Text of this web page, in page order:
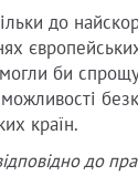
до
європейських
би
країн.
до